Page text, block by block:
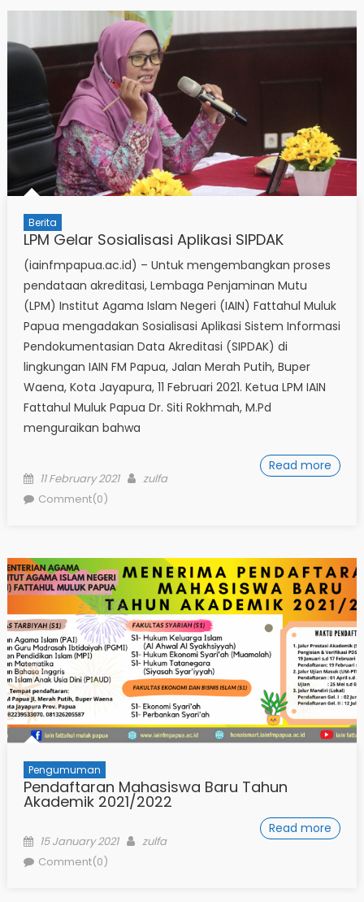
Berita
LPM Gelar Sosialisasi Aplikasi SIPDAK
(iainfmpapua.ac.id) – Untuk mengembangkan proses
pendataan akreditasi, Lembaga Penjaminan Mutu
(LPM) Institut Agama Islam Negeri (IAIN) Fattahul Muluk
Papua mengadakan Sosialisasi Aplikasi Sistem Informasi
Pendokumentasian Data Akreditasi (SIPDAK) di
lingkungan IAIN FM Papua, Jalan Merah Putih, Buper
Waena, Kota Jayapura, 11 Februari 2021. Ketua LPM IAIN
Fattahul Muluk Papua Dr. Siti Rokhmah, M.Pd
menguraikan bahwa
Read more
Posted
on
11 February 2021 Author
zulfa
Comment(0)
Pengumuman
Pendaftaran Mahasiswa Baru Tahun
Akademik 2021/2022
Read more
Posted
on
15 January 2021 Author
zulfa
Comment(0)